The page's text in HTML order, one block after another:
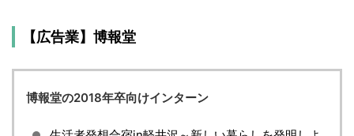
【広告業】博報堂
博報堂の2018年卒向けインターン